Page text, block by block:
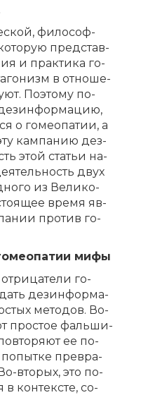
фи­ло­соф­
пред­став­
и прак­ти­ка го­
в от­но­ше­
По­это­му по­
дез­ин­фор­ма­цию,
о го­мео­па­тии, а
кам­па­нию дез­
этой ста­тьи на­
двух
из Ве­ли­ко­
вре­мя яв­
про­тив го­
ми­фы
го­
дез­ин­фор­ма­
ме­то­дов. Во-
про­стое фаль­ши­
ее по­
по­пыт­ке пре­вра­
вто­рых, это по­
в кон­тек­сте, со­